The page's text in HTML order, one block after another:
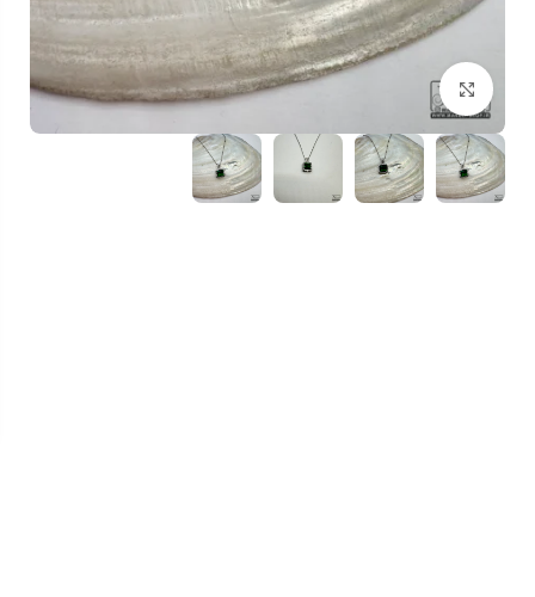
بزرگنمایی تصویر